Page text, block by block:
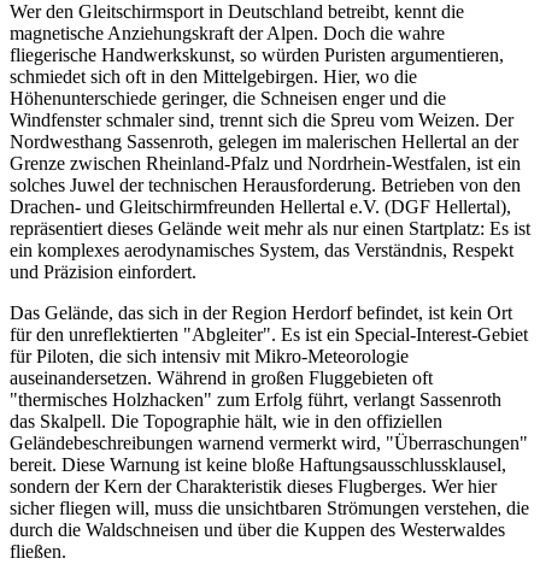
Wer den Gleitschirmsport in Deutschland betreibt, kennt die
magnetische Anziehungskraft der Alpen. Doch die wahre
fliegerische Handwerkskunst, so würden Puristen argumentieren,
schmiedet sich oft in den Mittelgebirgen. Hier, wo die
Höhenunterschiede geringer, die Schneisen enger und die
Windfenster schmaler sind, trennt sich die Spreu vom Weizen. Der
Nordwesthang Sassenroth, gelegen im malerischen Hellertal an der
Grenze zwischen Rheinland-Pfalz und Nordrhein-Westfalen, ist ein
solches Juwel der technischen Herausforderung. Betrieben von den
Drachen- und Gleitschirmfreunden Hellertal e.V. (DGF Hellertal),
repräsentiert dieses Gelände weit mehr als nur einen Startplatz: Es ist
ein komplexes aerodynamisches System, das Verständnis, Respekt
und Präzision einfordert.
Das Gelände, das sich in der Region Herdorf befindet, ist kein Ort
für den unreflektierten "Abgleiter". Es ist ein Special-Interest-Gebiet
für Piloten, die sich intensiv mit Mikro-Meteorologie
auseinandersetzen. Während in großen Fluggebieten oft
"thermisches Holzhacken" zum Erfolg führt, verlangt Sassenroth
das Skalpell. Die Topographie hält, wie in den offiziellen
Geländebeschreibungen warnend vermerkt wird, "Überraschungen"
bereit. Diese Warnung ist keine bloße Haftungsausschlussklausel,
sondern der Kern der Charakteristik dieses Flugberges. Wer hier
sicher fliegen will, muss die unsichtbaren Strömungen verstehen, die
durch die Waldschneisen und über die Kuppen des Westerwaldes
fließen.